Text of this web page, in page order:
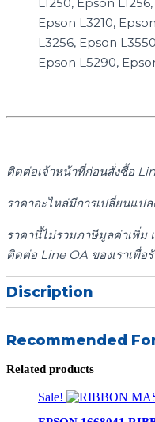
Epson L3210,
L3256, Epson
Epson L5290,
ติดต่อเจ้าหน้าที่ก่อนสั่งซื้อ
ราคาอะไหล่มีการเปลี่ยนแป
ราคานี้ไม่รวมภาษีมูลค่าเพิ่ม
ติดต่อ Line OA ของเราเพื่อ
Discription
Recommended
Related products
Sale!